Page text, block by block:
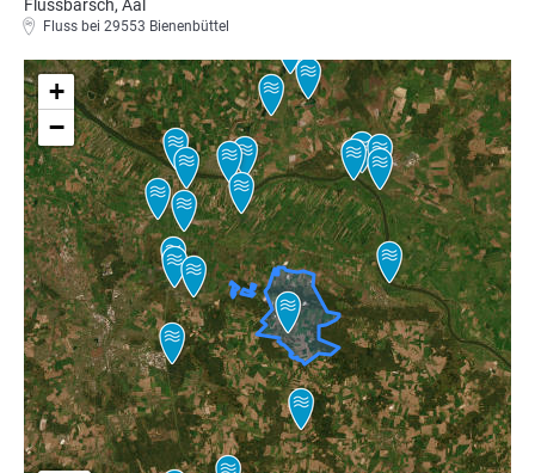
Flussbarsch, Aal
Fluss bei 29553 Bienenbüttel
+
−